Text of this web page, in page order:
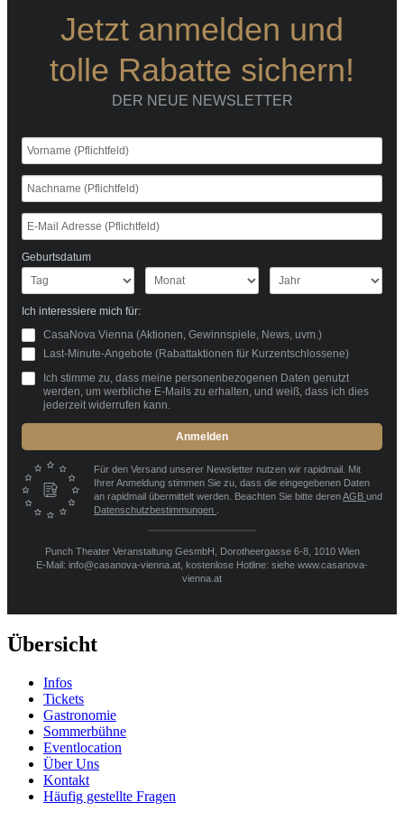
Jetzt anmelden und
tolle Rabatte sichern!
DER NEUE NEWSLETTER
Geburtsdatum
Ich interessiere mich für:
CasaNova Vienna (Aktionen, Gewinnspiele, News, uvm.)
Last-Minute-Angebote (Rabattaktionen für Kurzentschlossene)
Ich stimme zu, dass meine personenbezogenen Daten genutzt
werden, um werbliche E-Mails zu erhalten, und weiß, dass ich dies
jederzeit widerrufen kann.
Anmelden
Für den Versand unserer Newsletter nutzen wir rapidmail. Mit
Ihrer Anmeldung stimmen Sie zu, dass die eingegebenen Daten
an rapidmail übermittelt werden. Beachten Sie bitte derenAGB und
Datenschutzbestimmungen
Punch Theater Veranstaltung GesmbH, Dorotheergasse 6-8, 1010 Wien
E-Mail: info@casanova-vienna.at, kostenlose Hotline: siehe www.casanova-
vienna.at
Übersicht
Infos
Tickets
Gastronomie
Sommerbühne
Eventlocation
Über Uns
Kontakt
Häufig gestellte Fragen